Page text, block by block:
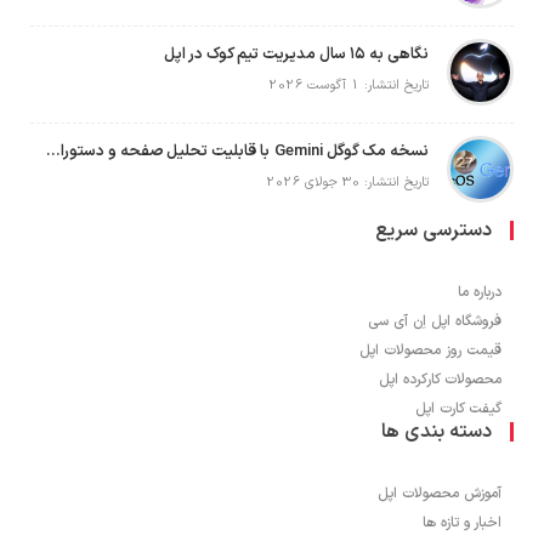
نگاهی به ۱۵ سال مدیریت تیم کوک در اپل
تاریخ انتشار: 1 آگوست 2026
نسخه مک گوگل Gemini با قابلیت تحلیل صفحه و دستورات صوتی در به‌روزرسانی جدید
تاریخ انتشار: 30 جولای 2026
دسترسی سریع
درباره ما
فروشگاه اپل اِن آی سی
قیمت روز محصولات اپل
محصولات کارکرده اپل
گیفت کارت اپل
دسته بندی ها
آموزش محصولات اپل
اخبار و تازه ها